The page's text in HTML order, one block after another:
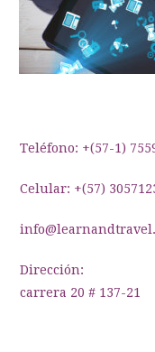
Teléfono: +(57-1)
Celular: +(57)
Dirección:
carrera 20 # 137-21